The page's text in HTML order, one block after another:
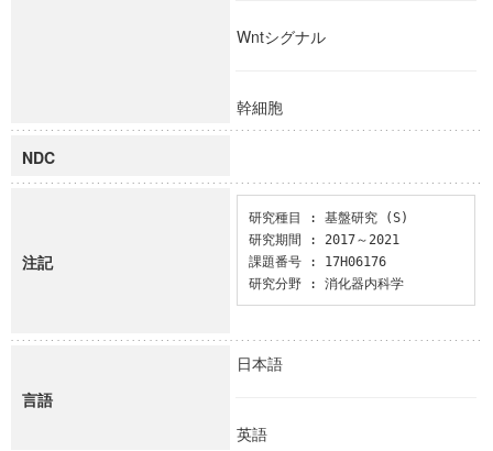
Wntシグナル
幹細胞
NDC
注記
研究種目 : 基盤研究 (S)
研究期間 : 2017～2021
課題番号 : 17H06176
研究分野 : 消化器内科学
言語
日本語
英語